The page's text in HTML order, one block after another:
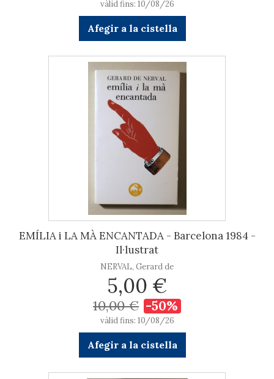
vàlid fins: 10/08/26
Afegir a la cistella
EMÍLIA i LA MÀ ENCANTADA - Barcelona 1984 -
Il·lustrat
NERVAL, Gerard de
5,00 €
10,00 € -50%
vàlid fins: 10/08/26
Afegir a la cistella